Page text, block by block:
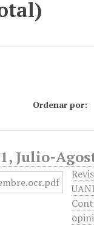
Ordenar por:
Julio-